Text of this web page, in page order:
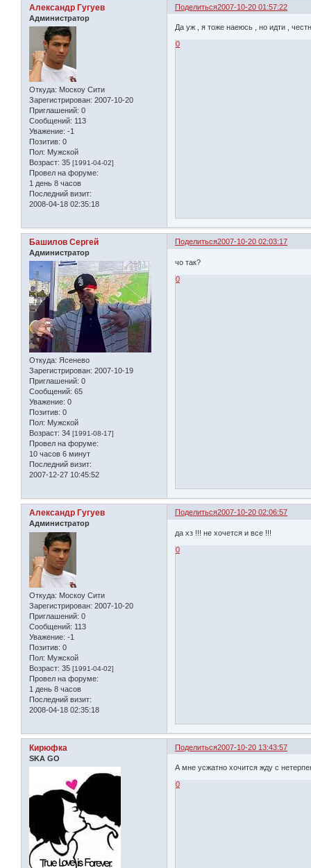
Поделиться2007-10-20 01:57:22
Александр Гугуев
Администратор
Откуда: Москоу Сити
Зарегистрирован: 2007-10-20
Приглашений: 0
Сообщений: 113
Уважение: -1
Позитив: 0
Пол: Мужской
Возраст: 35 [1991-04-02]
Провел на форуме:
1 день 8 часов
Последний визит:
2008-04-18 02:35:18
Да уж , я тоже наеюсь , но идти ,
0
Поделиться2007-10-20 02:03:17
Башилов Сергей
Администратор
Откуда: Ясенево
Зарегистрирован: 2007-10-19
Приглашений: 0
Сообщений: 65
Уважение: 0
Позитив: 0
Пол: Мужской
Возраст: 34 [1991-08-17]
Провел на форуме:
10 часов 6 минут
Последний визит:
2007-12-27 10:45:52
чо так?
0
Поделиться2007-10-20 02:06:57
Александр Гугуев
Администратор
Откуда: Москоу Сити
Зарегистрирован: 2007-10-20
Приглашений: 0
Сообщений: 113
Уважение: -1
Позитив: 0
Пол: Мужской
Возраст: 35 [1991-04-02]
Провел на форуме:
1 день 8 часов
Последний визит:
2008-04-18 02:35:18
да хз !!! не хочется и все !!!
0
Поделиться2007-10-20 13:43:57
Кирюфка
SKA GO
А мне усжатно хочится жду с
0